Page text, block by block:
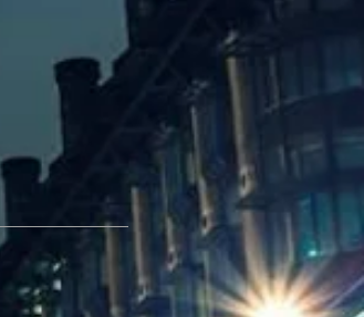
postări
postări